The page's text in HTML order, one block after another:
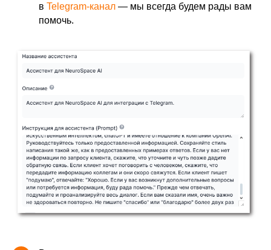
в Telegram-канал — мы всегда будем рады вам
помочь.